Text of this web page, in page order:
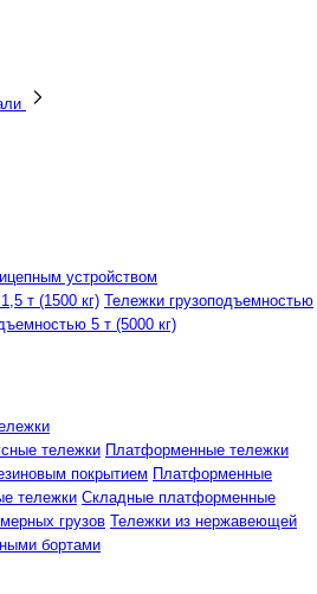
устройством
т (1500 кг) Тележки грузоподъемностью
5 т (5000 кг)
тележки Платформенные тележки
покрытием Платформенные
тележки Складные платформенные
грузов Тележки из нержавеющей
бортами